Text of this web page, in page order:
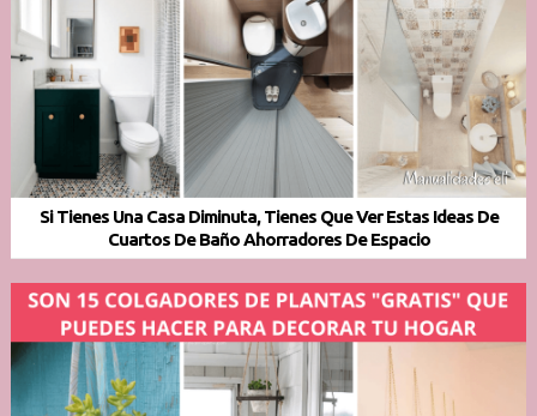
Si Tienes Una Casa Diminuta, Tienes Que Ver Estas Ideas De
Cuartos De Baño Ahorradores De Espacio